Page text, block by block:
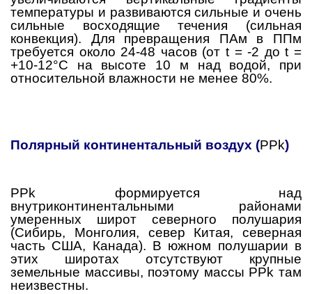
температуры и развиваются сильные и очень
сильные восходящие течения (сильная
конвекция). Для превращения ПАм в ППм
требуется около 24-48 часов (от t = -2 до t =
+10-12°C на высоте 10 м над водой, при
относительной влажности не менее 80%.
Полярный континентальный воздух (PPk)
PPk формируется над
внутриконтинентальными районами
умеренных широт северного полушария
(Сибирь, Монголия, север Китая, северная
часть США, Канада). В южном полушарии в
этих широтах отсутствуют крупные
земельные массивы, поэтому массы PPk там
неизвестны.